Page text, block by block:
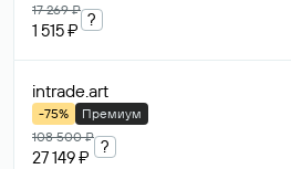
17 269 ₽
1 515 ₽
?
intrade.art
-75%
Премиум
108 500 ₽
27 149 ₽
?